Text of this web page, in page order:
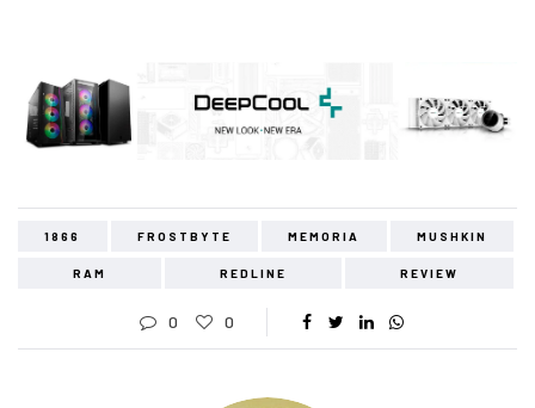
1866 FROSTBYTE MEMORIA MUSHKIN
RAM REDLINE REVIEW
0 0